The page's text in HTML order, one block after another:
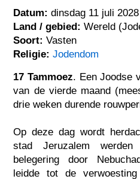
Datum: dinsdag 11 juli 2028
Land / gebied: Wereld
Soort: Vasten
Religie: Jodendom
17 Tammoez. Een Joodse
van de vierde maand
drie weken durende
Op deze dag wordt
stad Jeruzalem
belegering door
leidde tot de